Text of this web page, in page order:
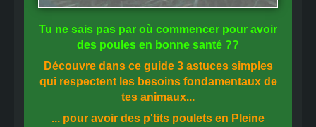
Tu ne sais pas par où commencer pour avoir
des poules en bonne santé ??
Découvre dans ce guide 3 astuces simples
qui respectent les besoins fondamentaux de
tes animaux...
... pour avoir des p'tits poulets en Pleine